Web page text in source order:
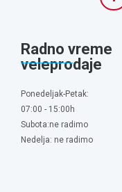
Radno vreme
veleprodaje
Ponedeljak-Petak:
07:00 - 15:00h
Subota:ne radimo
Nedelja: ne radimo